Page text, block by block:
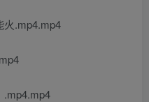
火.mp4.mp4
.mp4.mp4